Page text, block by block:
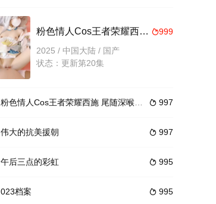
999
粉色情人Cos王者荣耀西施 尾随深喉到顶了 圆月弯屌狂轰白虎蜜鲍极射 67208
2025 / 中国大陆 / 国产
状态：更新第20集
 997
粉色情人Cos王者荣耀西施 尾随深喉到顶了 圆月弯屌狂轰白虎蜜鲍极射 44079
 997
伟大的抗美援朝
 995
午后三点的彩虹
 995
023档案